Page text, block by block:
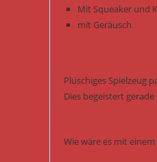
Mit Squeaker und
mit Geräusch
Plüschiges Spielzeug
Dies begeistert
Wie wäre es mit